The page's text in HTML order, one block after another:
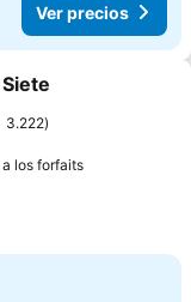
Ver precios
3.222
los forfaits